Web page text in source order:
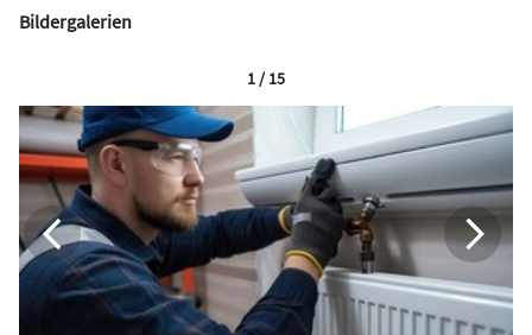
Bildergalerien
1 / 15